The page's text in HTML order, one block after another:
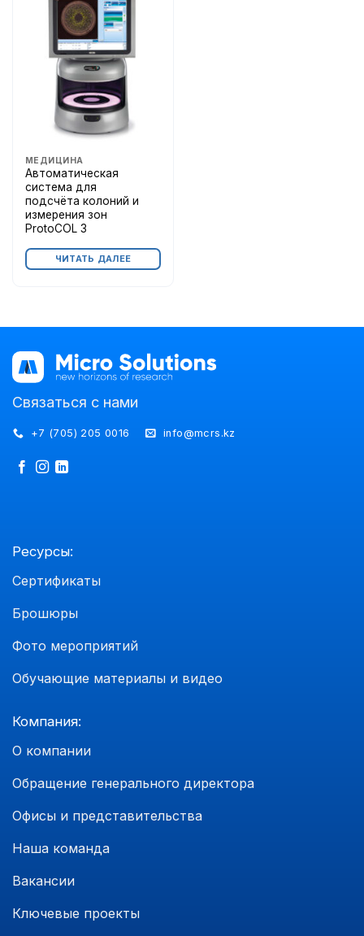
МЕДИЦИНА
Автоматическая
система для
подсчёта колоний и
измерения зон
ProtoCOL 3
ЧИТАТЬ ДАЛЕЕ
Связаться с нами
+7 (705) 205 0016 info@mcrs.kz
Ресурсы:
Сертификаты
Брошюры
Фото мероприятий
Обучающие материалы и видео
Компания:
О компании
Обращение генерального директора
Офисы и представительства
Наша команда
Вакансии
Ключевые проекты